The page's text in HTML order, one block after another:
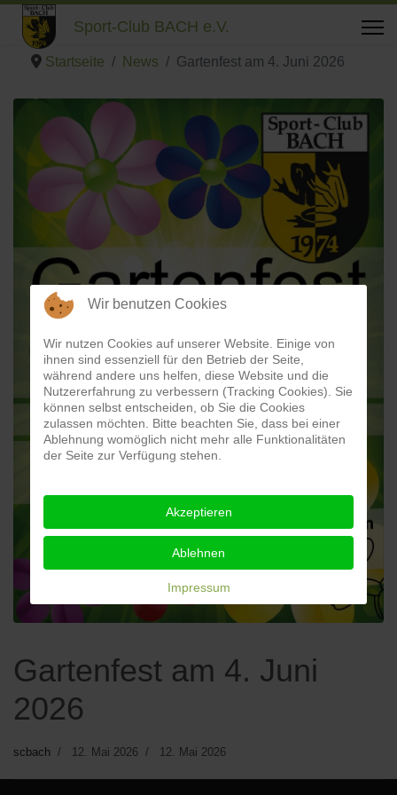
Sport-Club BACH e.V.
Startseite News Gartenfest am 4. Juni 2026
Gartenfest am 4. Juni
2026
scbach 12. Mai 2026 12. Mai 2026
Wir benutzen Cookies
Wir nutzen Cookies auf unserer Website. Einige von
ihnen sind essenziell für den Betrieb der Seite,
während andere uns helfen, diese Website und die
Nutzererfahrung zu verbessern (Tracking Cookies). Sie
können selbst entscheiden, ob Sie die Cookies
zulassen möchten. Bitte beachten Sie, dass bei einer
Ablehnung womöglich nicht mehr alle Funktionalitäten
der Seite zur Verfügung stehen.
Akzeptieren
Ablehnen
Impressum